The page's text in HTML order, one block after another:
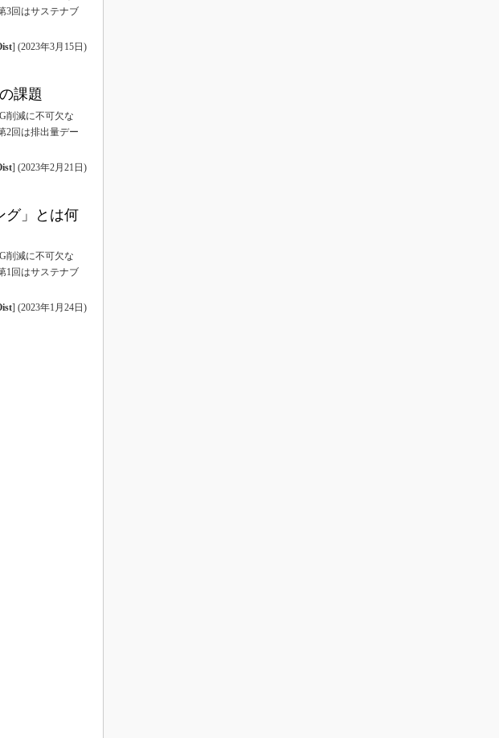
3回はサステナブ
] (2023年3月15日 )
課題
削減に不可欠な
2回は排出量デー
] (2023年2月21日 )
グ」とは何
削減に不可欠な
1回はサステナブ
] (2023年1月24日 )